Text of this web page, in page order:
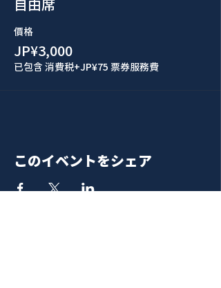
價格
JP¥3,000
已包含 消費税+JP¥75 票券服務費
このイベントをシェア